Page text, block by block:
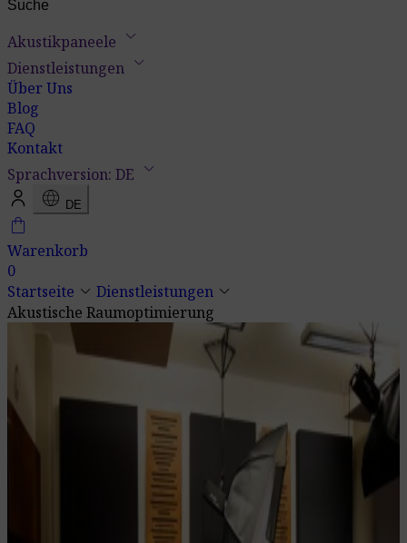
Akustikpaneele keyboard_arrow_down
Dienstleistungen keyboard_arrow_down
Über Uns
Blog
FAQ
Kontakt
Sprachversion: DE keyboard_arrow_down
language DE
shopping_bag
Warenkorb
0
Startseite keyboard_arrow_down Dienstleistungen keyboard_arrow_down
Akustische Raumoptimierung